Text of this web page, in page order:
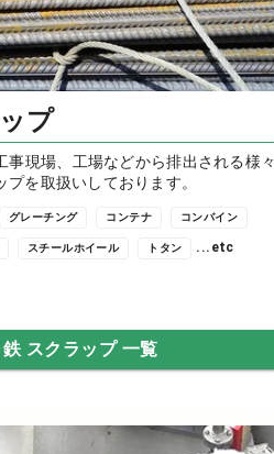
プ
事現場、工場などから排出される様々
プを取扱いしております。
グレーチング コンテナ コンバイン
スチールホイール トタン ...etc
鉄 スクラップ 一覧